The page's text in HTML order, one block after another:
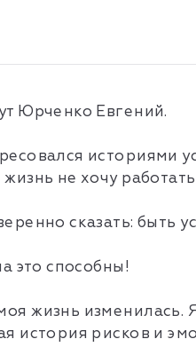
Юрченко Евгений.
историями
не хочу работать
сказать:
это способны!
жизнь изменилась.
история рисков и